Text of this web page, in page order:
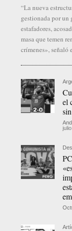
“La nueva
gestionada por un
estafadores,
masa que temen
crímenes», señaló
el